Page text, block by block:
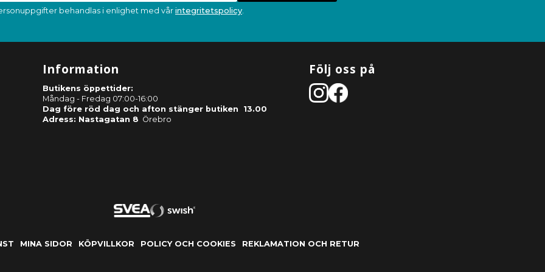
behandlas i enlighet med vår integritetspolicy.
Information
Butikens öppettider:
Måndag - Fredag 07:00-16:00
Dag före röd dag och afton stänger butiken 13.00
Adress: Nastagatan 8 Örebro
Följ oss på
MINA SIDOR KÖPVILLKOR POLICY OCH COOKIES REKLAMATION OCH RETUR